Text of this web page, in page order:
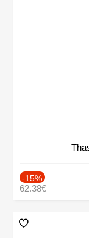
-15%
62.38€